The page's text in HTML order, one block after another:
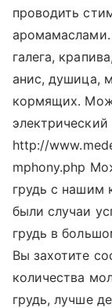
проводить
аромамаслами.
галега,
анис, душица,
кормящих.
http://
mphony.php
грудь с нашим
были случаи
грудь в
Вы захотите
количества
грудь, лучше